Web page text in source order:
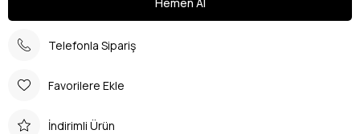
Telefonla Sipariş
Favorilere Ekle
İndirimli Ürün